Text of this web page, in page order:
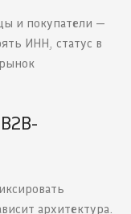
и покупатели —
ИНН, статус в
архитектура.